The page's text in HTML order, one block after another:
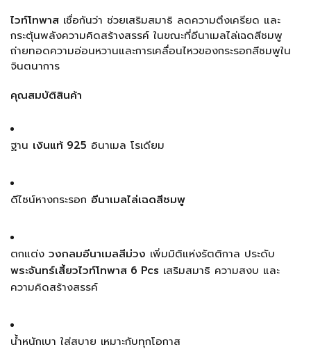
ไวท์โทพาส เชื่อกันว่า ช่วยเสริมสมาธิ ลดความตึงเครียด และ
กระตุ้นพลังความคิดสร้างสรรค์ ในขณะที่อีนาเมลไล่เฉดสีชมพู
ถ่ายทอดความอ่อนหวานและการเคลื่อนไหวของกระรอกสีชมพูใน
จินตนาการ
คุณสมบัติสินค้า
ฐาน เงินแท้ 925 อินาเมล โรเดียม
ดีไซน์หางกระรอก อีนาเมลไล่เฉดสีชมพู
ตกแต่ง วงกลมอีนาเมลสีม่วง เพิ่มมิติแห่งรัตติกาล ประดับ
พระจันทร์เสี้ยวไวท์โทพาส 6 Pcs เสริมสมาธิ ความสงบ และ
ความคิดสร้างสรรค์
น้ำหนักเบา ใส่สบาย เหมาะกับทุกโอกาส